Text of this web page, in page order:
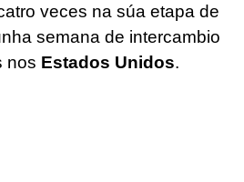
veces na súa etapa de
semana de intercambio
nos Estados Unidos.